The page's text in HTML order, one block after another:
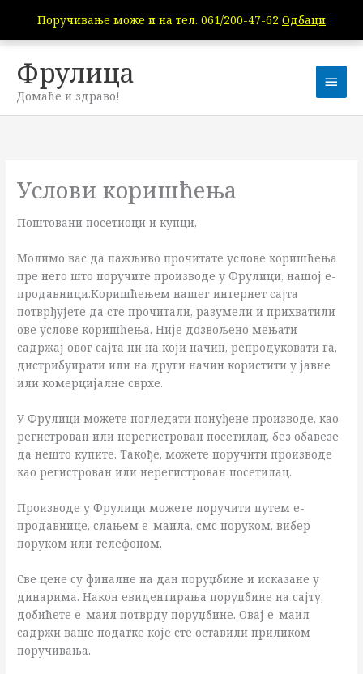
Поручивање може и на тел. 061/200-47-62 Одбаци
садржај
Фрулица
Домаће и здраво!
Услови коришћења
Поштовани посетиоци и купци,
Молимо вас да пажљиво прочитате услове коришћења
пре него што поручите производе у Фрулици, нашој е-
продавници.Коришћењем нашег интернет сајта
потврђујете да сте прочитали, разумели и прихватили
ове услове коришћења. Није дозвољено мењати
садржај овог сајта ни на који начин, репродуковати га,
дистрибуирати или на други начин користити у јавне
или комерцијалне сврхе.
У Фрулици можете погледати понуђене производе, као
регистрован или нерегистрован посетилац, без обавезе
да нешто купите. Такође, можете поручити производе
као регистрован или нерегистрован посетилац.
Производе у Фрулици можете поручити путем е-
продавнице, слањем е-маила, смс поруком, вибер
поруком или телефоном.
Све цене су финалне на дан поруџбине и исказане у
динарима. Након евидентирања поруџбине на сајту,
добићете е-маил потврду поруџбине. Овај е-маил
садржи ваше податке које сте оставили приликом
поручивања.